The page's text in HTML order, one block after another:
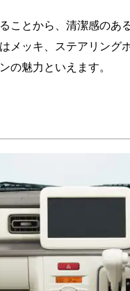
ことから、清潔感のあ
メッキ、ステアリング
の魅力といえます。